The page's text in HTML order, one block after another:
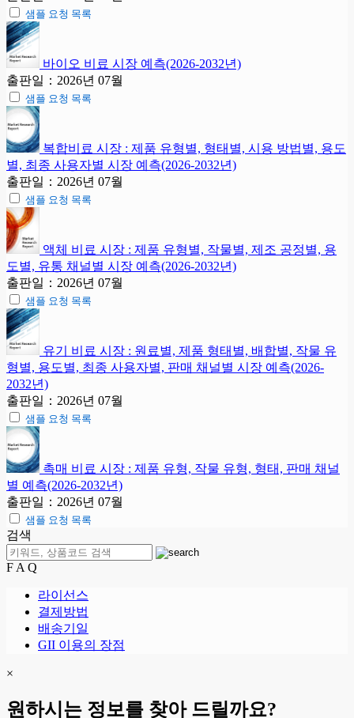
샘플 요청 목록
바이오 비료 시장 예측(2026-2032년)
출판일：2026년 07월
샘플 요청 목록
복합비료 시장 : 제품 유형별, 형태별, 시용 방법별, 용도
별, 최종 사용자별 시장 예측(2026-2032년)
출판일：2026년 07월
샘플 요청 목록
액체 비료 시장 : 제품 유형별, 작물별, 제조 공정별, 용
도별, 유통 채널별 시장 예측(2026-2032년)
출판일：2026년 07월
샘플 요청 목록
유기 비료 시장 : 원료별, 제품 형태별, 배합별, 작물 유
형별, 용도별, 최종 사용자별, 판매 채널별 시장 예측(2026-
2032년)
출판일：2026년 07월
샘플 요청 목록
촉매 비료 시장 : 제품 유형, 작물 유형, 형태, 판매 채널
별 예측(2026-2032년)
출판일：2026년 07월
샘플 요청 목록
검색
F A Q
라이선스
결제방법
배송기일
GII 이용의 장점
×
원하시는 정보를 찾아 드릴까요?